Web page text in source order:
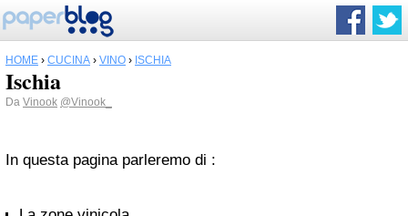
HOME › CUCINA › VINO › ISCHIA
Ischia
Da Vinook @Vinook_
In questa pagina parleremo di :